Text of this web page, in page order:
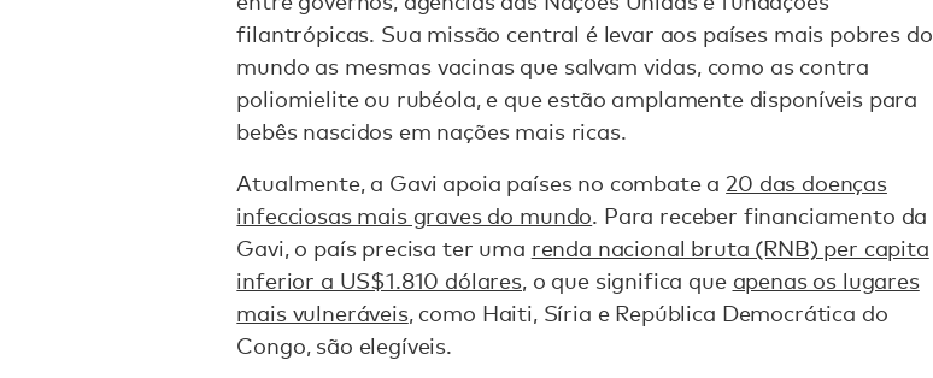
filantrópicas. Sua missão central é levar aos países mais pobres do
mundo as mesmas vacinas que salvam vidas, como as contra
poliomielite ou rubéola, e que estão amplamente disponíveis para
bebês nascidos em nações mais ricas.
Atualmente, a Gavi apoia países no combate a 20 das doenças
infecciosas mais graves do mundo. Para receber financiamento da
Gavi, o país precisa ter uma renda nacional bruta (RNB) per capita
inferior a US$1.810 dólares, o que significa que apenas os lugares
mais vulneráveis, como Haiti, Síria e República Democrática do
Congo, são elegíveis.